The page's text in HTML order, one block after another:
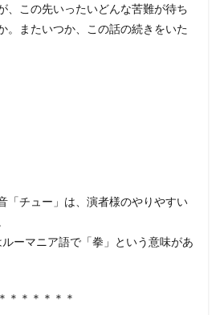
、この先いったいどんな苦難が待ち
。またいつか、この話の続きをいた
「チュー」は、演者様のやりやすい
ーマニア語で「拳」という意味があ
＊＊＊＊＊＊